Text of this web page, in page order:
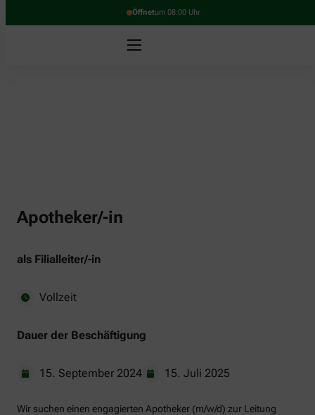
Öffnetum 08:00 Uhr
Apotheker/-in
als Filialleiter/-in
Vollzeit
Dauer der Beschäftigung
15. September 2024 15. Juli 2025
Wir suchen einen engagierten Apotheker (m/w/d) zur Leitung